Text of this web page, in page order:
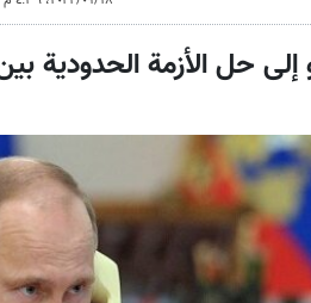
إلى حل الأزمة الحدودية